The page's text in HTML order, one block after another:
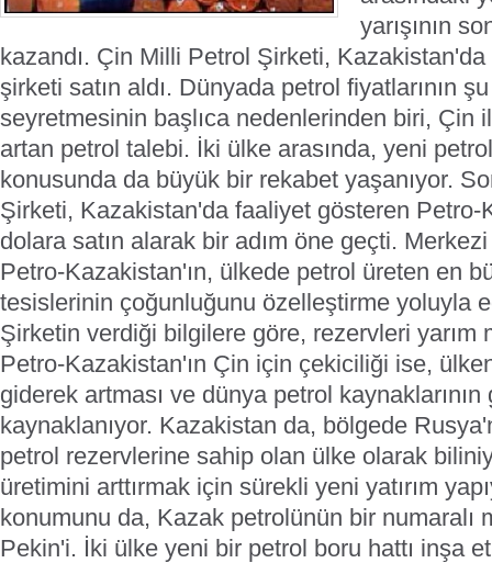
yarışının
kazandı. Çin Milli Petrol Şirketi,
şirketi satın aldı. Dünyada petrol fiyatlarının
seyretmesinin başlıca nedenlerinden biri, Çin
artan petrol talebi. İki ülke arasında, yeni
konusunda da büyük bir rekabet yaşanıyor.
Şirketi, Kazakistan'da faaliyet gösteren Petro-
dolara satın alarak bir adım öne geçti.
Petro-Kazakistan'ın, ülkede petrol üreten en
tesislerinin çoğunluğunu özelleştirme yoluyla
Şirketin verdiği bilgilere göre, rezervleri yarım
Petro-Kazakistan'ın Çin için çekiciliği ise,
giderek artması ve dünya petrol
kaynaklanıyor. Kazakistan da, bölgede
petrol rezervlerine sahip olan ülke olarak
üretimini arttırmak için sürekli yeni yatırım
konumunu da, Kazak petrolünün bir numaralı
Pekin'i. İki ülke yeni bir petrol boru hattı inşa